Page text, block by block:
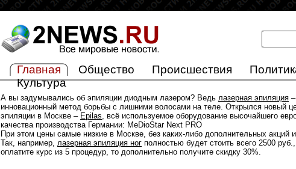
Главная Общество Происшествия
Культура
А вы задумывались об эпиляции диодным лазером? Ведь лазерная эпиляция
инновационный метод борьбы с лишними волосами на теле. Открылся новый
эпиляции в Москве – Epilas, всё используемое оборудование высочайшего
качества производства Германии: MeDioStar Next PRO
При этом цены самые низкие в Москве, без каких-либо дополнительных акций
Так, например, лазерная эпиляция ног полностью будет стоить всего 2500
оплатите курс из 5 процедур, то дополнительно получите скидку 30%.